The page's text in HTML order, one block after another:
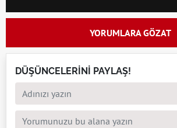
YORUMLARA GÖZAT
DÜŞÜNCELERİNİ PAYLAŞ!